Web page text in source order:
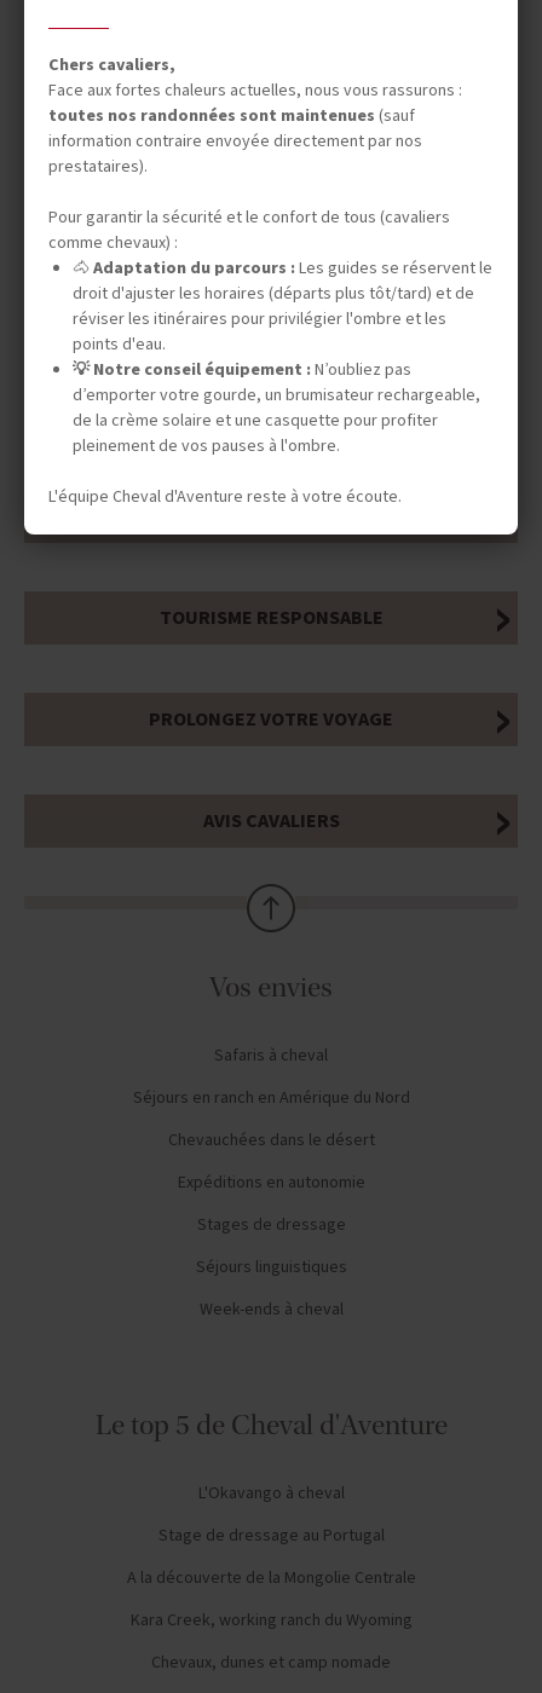
DATES & PRIX
INFOS ÉQUESTRES
TOURISME RESPONSABLE
PROLONGEZ VOTRE VOYAGE
AVIS CAVALIERS
Vos envies
Safaris à cheval
Séjours en ranch en Amérique du Nord
Chevauchées dans le désert
Expéditions en autonomie
Stages de dressage
Séjours linguistiques
Week-ends à cheval
Le top 5 de Cheval d'Aventure
L'Okavango à cheval
Stage de dressage au Portugal
A la découverte de la Mongolie Centrale
Kara Creek, working ranch du Wyoming
Chevaux, dunes et camp nomade
Chers cavaliers,
Face aux fortes chaleurs actuelles, nous vous rassurons :
toutes nos randonnées sont maintenues (sauf
information contraire envoyée directement par nos
prestataires).
Pour garantir la sécurité et le confort de tous (cavaliers
comme chevaux) :
🐴 Adaptation du parcours :Les guides se réservent le
droit d'ajuster les horaires (départs plus tôt/tard) et de
réviser les itinéraires pour privilégier l'ombre et les
points d'eau.
💡 Notre conseil équipement :N’oubliez pas
d’emporter votre gourde, un brumisateur rechargeable,
de la crème solaire et une casquette pour profiter
pleinement de vos pauses à l'ombre.
L'équipe Cheval d'Aventure reste à votre écoute.